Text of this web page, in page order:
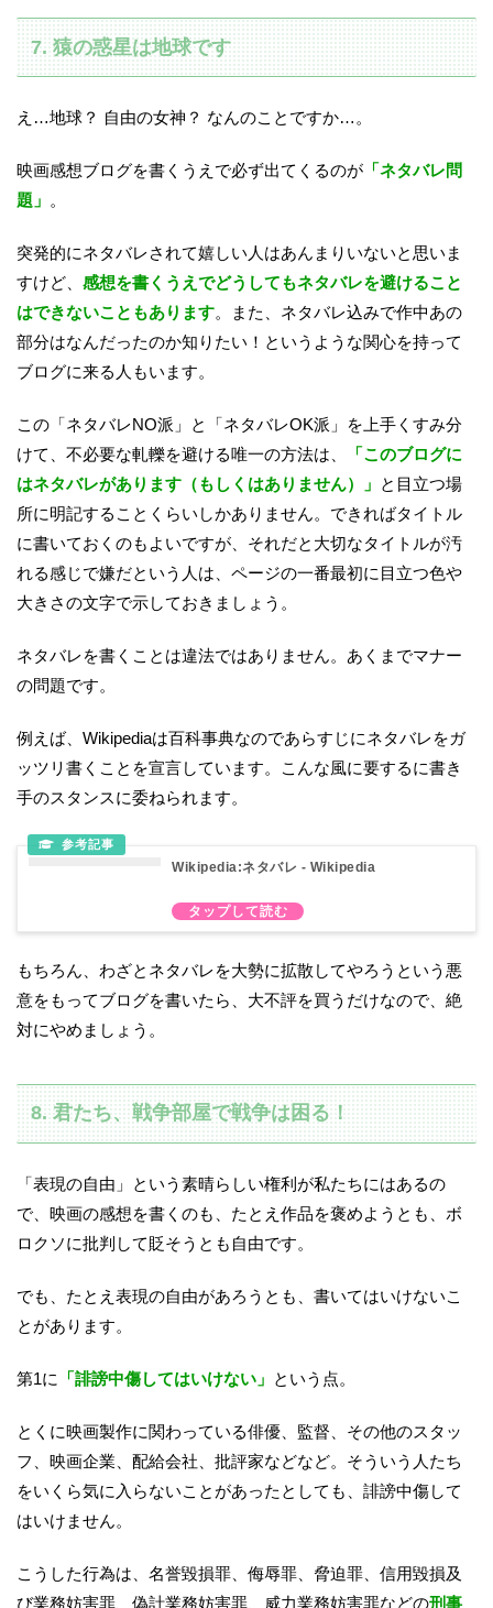
7. 猿の惑星は地球です
え…地球？ 自由の女神？ なんのことですか…。
映画感想ブログを書くうえで必ず出てくるのが 「ネタバレ問
題」 。
突発的にネタバレされて嬉しい人はあんまりいないと思いま
すけど、 感想を書くうえでどうしてもネタバレを避けること
はできないこともあります。また、ネタバレ込みで作中あの
部分はなんだったのか知りたい！というような関心を持って
ブログに来る人もいます。
この「ネタバレNO派」と「ネタバレOK派」を上手くすみ分
けて、不必要な軋轢を避ける唯一の方法は、
「このブログに
はネタバレがあります（もしくはありません）」 と目立つ場
所に明記することくらいしかありません。できればタイトル
に書いておくのもよいですが、それだと大切なタイトルが汚
れる感じで嫌だという人は、ページの一番最初に目立つ色や
大きさの文字で示しておきましょう。
ネタバレを書くことは違法ではありません。あくまでマナー
の問題です。
例えば、Wikipediaは百科事典なのであらすじにネタバレをガ
ッツリ書くことを宣言しています。こんな風に要するに書き
手のスタンスに委ねられます。
Wikipedia:ネタバレ - Wikipedia
もちろん、わざとネタバレを大勢に拡散してやろうという悪
意をもってブログを書いたら、大不評を買うだけなので、絶
対にやめましょう。
8. 君たち、戦争部屋で戦争は困る！
「表現の自由」という素晴らしい権利が私たちにはあるの
で、映画の感想を書くのも、たとえ作品を褒めようとも、ボ
ロクソに批判して貶そうとも自由です。
でも、たとえ表現の自由があろうとも、書いてはいけないこ
とがあります。
第1に 「誹謗中傷してはいけない」 という点。
とくに映画製作に関わっている俳優、監督、その他のスタッ
フ、映画企業、配給会社、批評家などなど。そういう人たち
をいくら気に入らないことがあったとしても、誹謗中傷して
はいけません。
こうした行為は、名誉毀損罪、侮辱罪、脅迫罪、信用毀損及
び業務妨害罪、偽計業務妨害罪、威力業務妨害罪などの刑事